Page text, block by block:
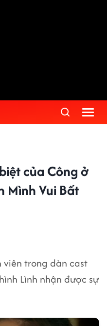
của Công ở
Mình Vui Bất
viên trong dàn cast
Lình nhận được sự